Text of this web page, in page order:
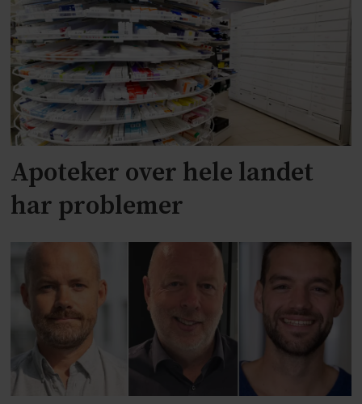
Apoteker over hele landet
har problemer